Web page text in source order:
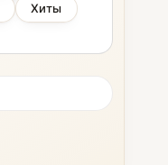
Хиты